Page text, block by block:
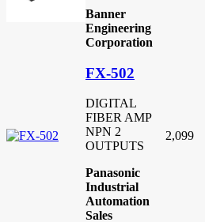
Banner
Engineering
Corporation
FX-502
DIGITAL
FIBER AMP
NPN 2
OUTPUTS
Panasonic
Industrial
Automation
Sales
2,099